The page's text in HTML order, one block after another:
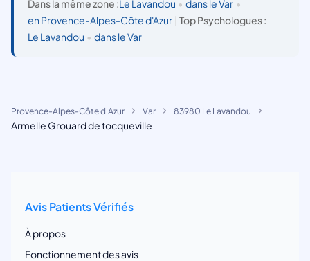
Dans la même zone :Le Lavandou • dans le Var •
en Provence-Alpes-Côte d'Azur
Top Psychologues :
Le Lavandou • dans le Var
Provence-Alpes-Côte d'Azur Var 83980 Le Lavandou
Armelle Grouard de tocqueville
Avis Patients Vérifiés
À propos
Fonctionnement des avis